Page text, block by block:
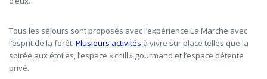
Tous les séjours sont proposés avec l’expérience La Marche avec
l’esprit de la forêt. Plusieurs activités à vivre sur place telles que la
soirée aux étoiles, l’espace « chill » gourmand et l’espace détente
privé.